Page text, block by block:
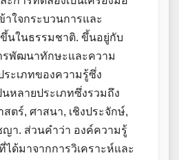
ใจกระบวนการและ
นในธรรมชาติ. ขึ้นอยู่กับ
รพัฒนาทักษะและความ
ะเภทของความรู้ซึ่ง
หลายประเภทซึ่งรวมถึง
ตร์, ศาสนา, เชิงประจักษ์,
ญา. ส่วนคำว่า องค์ความรู้
ด้มาจากการวิเคราะห์และ